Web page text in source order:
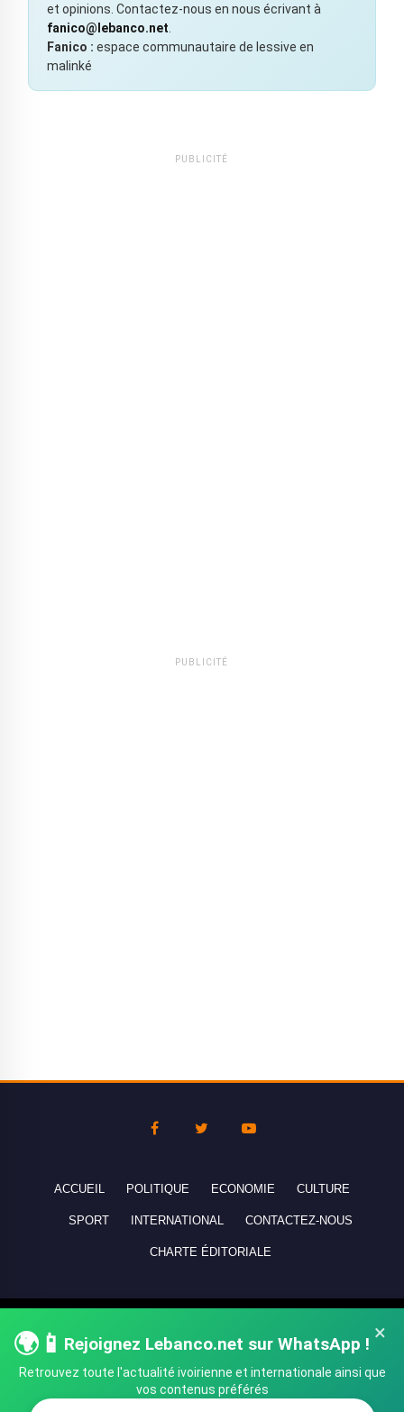
et opinions. Contactez-nous en nous écrivant à
fanico@lebanco.net
Fanico : espace communautaire de lessive en
malinké
PUBLICITÉ
PUBLICITÉ
×
🌍📱 Rejoignez Lebanco.net sur WhatsApp !
Retrouvez toute l'actualité ivoirienne et internationale ainsi que
vos contenus préférés
ACCUEIL POLITIQUE ECONOMIE CULTURE
SPORT INTERNATIONAL CONTACTEZ-NOUS
CHARTE ÉDITORIALE
réservés - All rights reserved.